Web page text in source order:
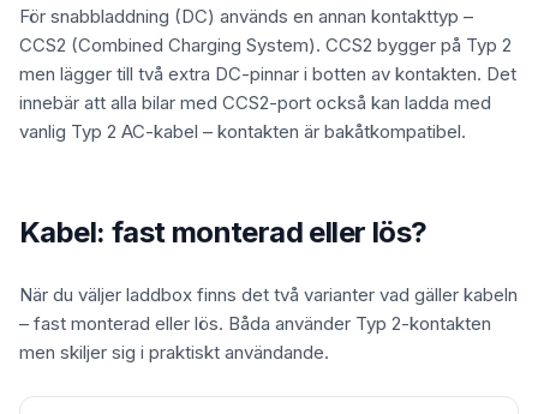
För snabbladdning (DC) används en annan kontakttyp –
CCS2 (Combined Charging System). CCS2 bygger på Typ 2
men lägger till två extra DC-pinnar i botten av kontakten. Det
innebär att alla bilar med CCS2-port också kan ladda med
vanlig Typ 2 AC-kabel – kontakten är bakåtkompatibel.
Kabel: fast monterad eller lös?
När du väljer laddbox finns det två varianter vad gäller kabeln
– fast monterad eller lös. Båda använder Typ 2-kontakten
men skiljer sig i praktiskt användande.